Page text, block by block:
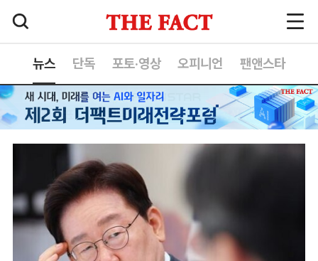
뉴스 단독 포토·영상 오피니언 팬앤스타